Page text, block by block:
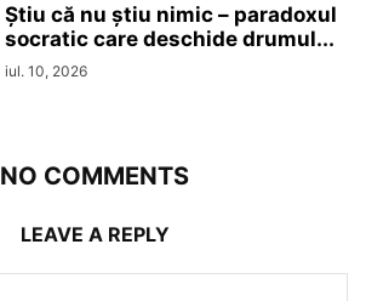
Ştiu că nu ştiu nimic – paradoxul
socratic care deschide drumul...
iul. 10, 2026
NO COMMENTS
LEAVE A REPLY